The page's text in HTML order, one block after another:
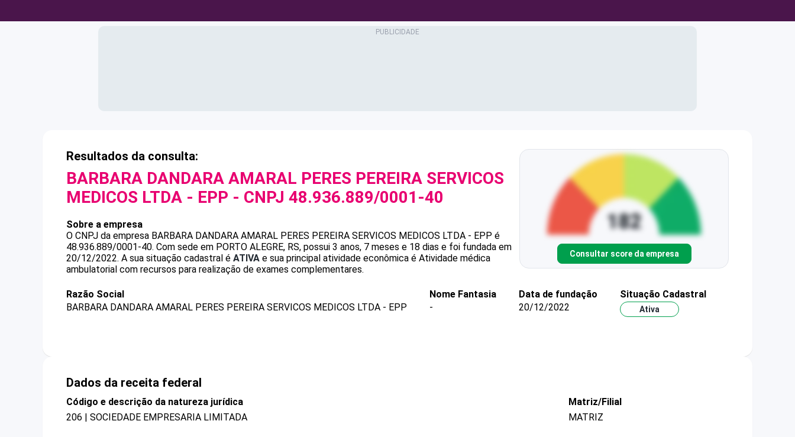
Resultados da consulta:
BARBARA DANDARA AMARAL PERES PEREIRA SERVICOS
MEDICOS LTDA - EPP - CNPJ 48.936.889/0001-40
Sobre a empresa
O CNPJ da empresa BARBARA DANDARA AMARAL PERES PEREIRA SERVICOS MEDICOS LTDA - EPP é
48.936.889/0001-40. Com sede em PORTO ALEGRE, RS, possui 3 anos, 7 meses e 18 dias e foi fundada em
20/12/2022. A sua situação cadastral é ATIVA e sua principal atividade econômica é Atividade médica
ambulatorial com recursos para realização de exames complementares.
Consultar score da empresa
Razão Social
BARBARA DANDARA AMARAL PERES PEREIRA SERVICOS MEDICOS LTDA - EPP
Nome Fantasia
-
Data de fundação
20/12/2022
Situação Cadastral
Ativa
Dados da receita federal
Código e descrição da natureza jurídica
206 | SOCIEDADE EMPRESARIA LIMITADA
Matriz/Filial
MATRIZ